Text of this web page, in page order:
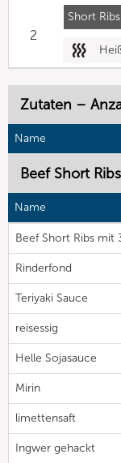
Short
2
Zutaten –
Name
Beef Short Ribs
Name
Beef Short Ribs mit
Rinderfond
Teriyaki Sauce
reisessig
Helle Sojasauce
Mirin
limettensaft
Ingwer gehackt